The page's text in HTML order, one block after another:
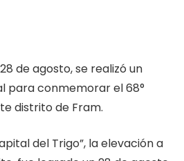
de agosto, se realizó un
para conmemorar el 68°
distrito de Fram.
del Trigo”, la elevación a